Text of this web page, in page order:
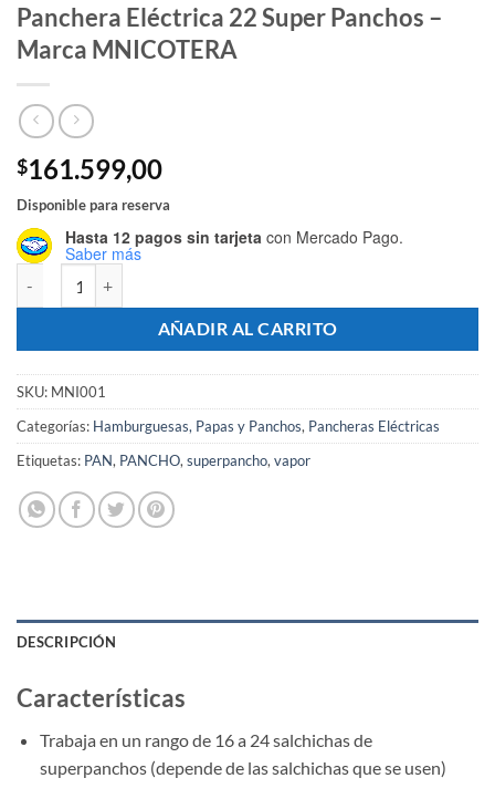
Panchera Eléctrica 22 Super Panchos –
Marca MNICOTERA
$161.599,00
Disponible para reserva
Hasta 12 pagos sin tarjeta con Mercado Pago.
Saber más
AÑADIR AL CARRITO
SKU: MNI001
Categorías: Hamburguesas, Papas y Panchos, Pancheras Eléctricas
Etiquetas: PAN, PANCHO, superpancho, vapor
DESCRIPCIÓN
Características
Trabaja en un rango de 16 a 24 salchichas de
superpanchos (depende de las salchichas que se usen)